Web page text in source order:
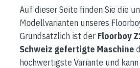
Auf dieser Seite finden Sie die
Modellvarianten unseres
Grundsätzlich ist der Floorboy
Schweiz gefertigte Maschine
hochwertigste Variante und